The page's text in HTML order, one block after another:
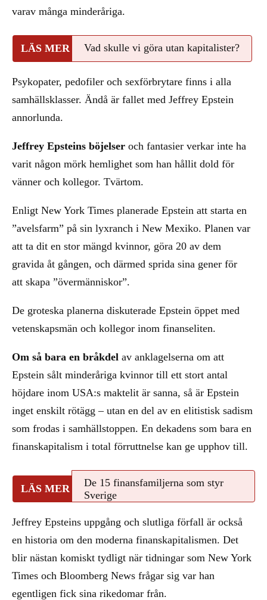
varav många minderåriga.
Vad skulle vi göra utan kapitalister?
Psykopater, pedofiler och sexförbrytare finns i alla
samhällsklasser. Ändå är fallet med Jeffrey Epstein
annorlunda.
Jeffrey Epsteins böjelser och fantasier verkar inte ha
varit någon mörk hemlighet som han hållit dold för
vänner och kollegor. Tvärtom.
Enligt New York Times planerade Epstein att starta en
”avelsfarm” på sin lyxranch i New Mexiko. Planen var
att ta dit en stor mängd kvinnor, göra 20 av dem
gravida åt gången, och därmed sprida sina gener för
att skapa ”övermänniskor”.
De groteska planerna diskuterade Epstein öppet med
vetenskapsmän och kollegor inom finanseliten.
Om så bara en bråkdel av anklagelserna om att
Epstein sålt minderåriga kvinnor till ett stort antal
höjdare inom USA:s maktelit är sanna, så är Epstein
inget enskilt rötägg – utan en del av en elitistisk sadism
som frodas i samhällstoppen. En dekadens som bara en
finanskapitalism i total förruttnelse kan ge upphov till.
De 15 finansfamiljerna som styr
Sverige
Jeffrey Epsteins uppgång och slutliga förfall är också
en historia om den moderna finanskapitalismen. Det
blir nästan komiskt tydligt när tidningar som New York
Times och Bloomberg News frågar sig var han
egentligen fick sina rikedomar från.